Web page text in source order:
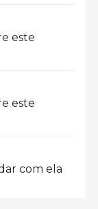
este
este
com ela